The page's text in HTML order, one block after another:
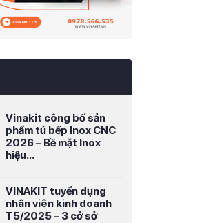
Vinakit công bố sản
phẩm tủ bếp Inox CNC
2026 – Bề mặt Inox
hiệu...
VINAKIT tuyển dụng
nhân viên kinh doanh
T5/2025 – 3 cở sở